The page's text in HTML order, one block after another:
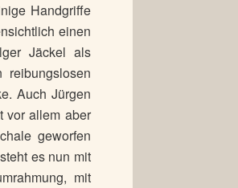
Handgriffe
einen
Jäckel als
Auch Jürgen
vor allem aber
geworfen
es nun mit
mit